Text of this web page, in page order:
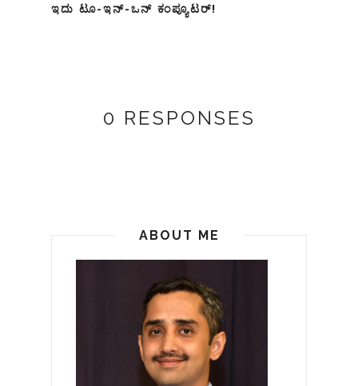
ಇದು ಟೂ-ಇನ್-ಒನ್ ಕಂಪ್ಯೂಟರ್!
0 RESPONSES
ABOUT ME